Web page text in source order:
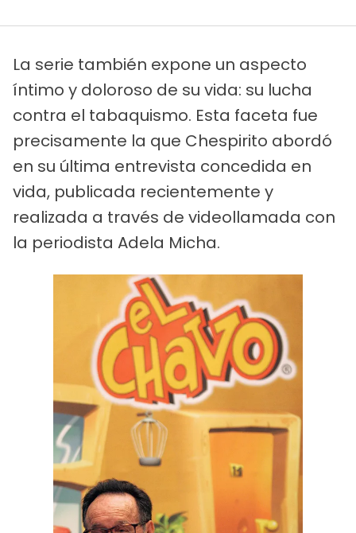
La serie también expone un aspecto
íntimo y doloroso de su vida: su lucha
contra el tabaquismo. Esta faceta fue
precisamente la que Chespirito abordó
en su última entrevista concedida en
vida, publicada recientemente y
realizada a través de videollamada con
la periodista Adela Micha.